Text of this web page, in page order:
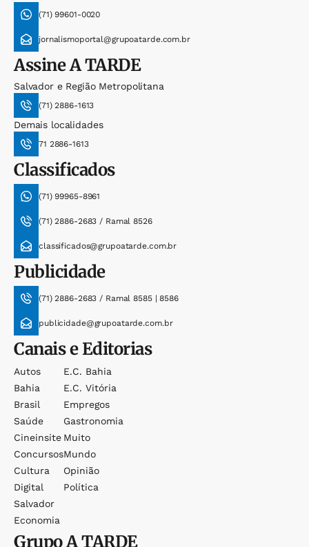
(71) 99601-0020
jornalismoportal@grupoatarde.com.br
AssineA TARDE
Salvador e Região Metropolitana
(71) 2886-1613
Demais localidades
71 2886-1613
Classificados
(71) 99965-8961
(71) 2886-2683 / Ramal 8526
classificados@grupoatarde.com.br
Publicidade
(71) 2886-2683 / Ramal 8585 | 8586
publicidade@grupoatarde.com.br
Canais e Editorias
Autos
Bahia
Brasil
Saúde
Cineinsite
Concursos
Cultura
Digital
Salvador
Economia
E.c. Bahia
E.c. Vitória
Empregos
Gastronomia
Muito
Mundo
Opinião
Política
GrupoA TARDE